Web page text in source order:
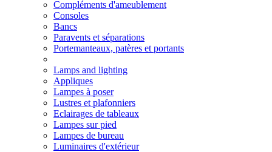
Compléments d'ameublement
Consoles
Bancs
Paravents et séparations
Portemanteaux, patères et portants
Lamps and lighting
Appliques
Lampes à poser
Lustres et plafonniers
Eclairages de tableaux
Lampes sur pied
Lampes de bureau
Luminaires d'extérieur